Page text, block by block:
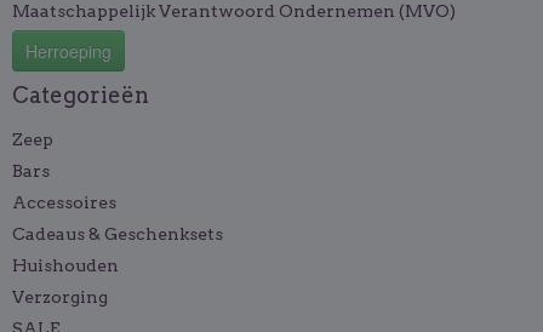
Maatschappelijk Verantwoord Ondernemen (MVO)
Herroeping
Categorieën
Zeep
Bars
Accessoires
Cadeaus & Geschenksets
Huishouden
Verzorging